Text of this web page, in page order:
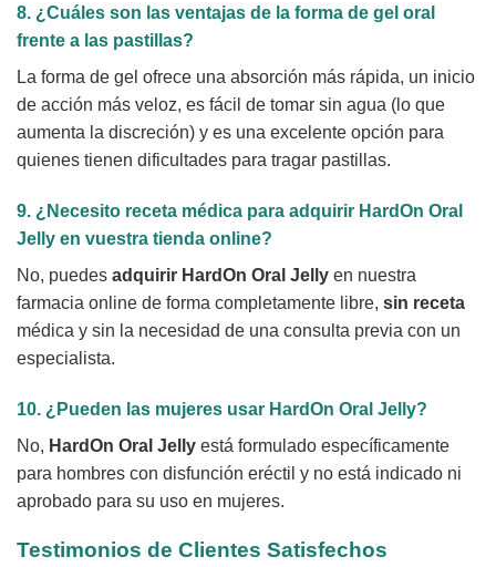
8. ¿Cuáles son las ventajas de la forma de gel oral
frente a las pastillas?
La forma de gel ofrece una absorción más rápida, un inicio
de acción más veloz, es fácil de tomar sin agua (lo que
aumenta la discreción) y es una excelente opción para
quienes tienen dificultades para tragar pastillas.
9. ¿Necesito receta médica para adquirir HardOn Oral
Jelly en vuestra tienda online?
No, puedes adquirir HardOn Oral Jelly en nuestra
farmacia online de forma completamente libre, sin receta
médica y sin la necesidad de una consulta previa con un
especialista.
10. ¿Pueden las mujeres usar HardOn Oral Jelly?
No, HardOn Oral Jelly está formulado específicamente
para hombres con disfunción eréctil y no está indicado ni
aprobado para su uso en mujeres.
Testimonios de Clientes Satisfechos